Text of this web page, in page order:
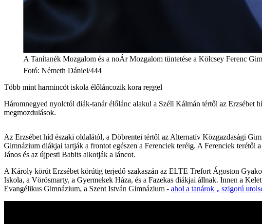
A Tanítanék Mozgalom és a noÁr Mozgalom tüntetése a Kölcsey Ferenc
Fotó: Németh Dániel/444
Több mint harmincöt iskola élőláncozik kora reggel
Háromnegyed nyolctól diák-tanár élőlánc alakul a Széll Kálmán tértől az Erzsébet
megmozdulások.
Az Erzsébet híd északi oldalától, a Döbrentei tértől az Alternatív Közgazdasági
Gimnázium diákjai tartják a frontot egészen a Ferenciek teréig. A Ferenciek
János és az újpesti Babits alkotják a láncot.
A Károly körút Erzsébet körútig terjedő szakaszán az ELTE Trefort Ágoston
Iskola, a Vörösmarty, a Gyermekek Háza, és a Fazekas diákjai állnak. Innen a
Evangélikus Gimnázium, a Szent István Gimnázium - ahol a tanárok „ szigorú